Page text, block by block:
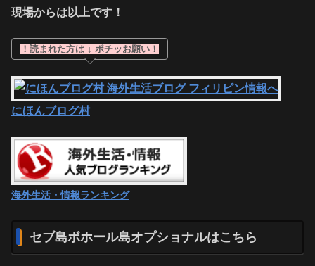
現場からは以上です！
！読まれた方は ↓ ポチッお願い！
にほんブログ村
海外生活・情報ランキング
セブ島ボホール島オプショナルはこちら